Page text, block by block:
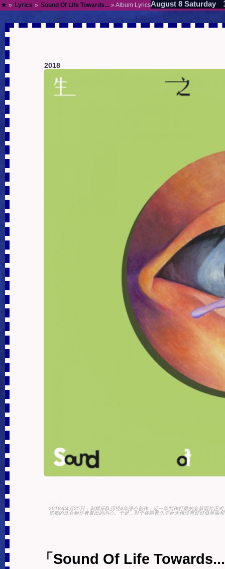
★ » Lyrics » Sound Of Life Towards... » Album LyricsAugust 8 Saturday
2018
2018年4月25日，刺猬乐队历经4年潜心创作，近一年制作打磨的全新唱片正
完整的体会到作者奉出的内心。于是，对于各路音乐平台大佬没有好好做单曲
「Sound Of Life